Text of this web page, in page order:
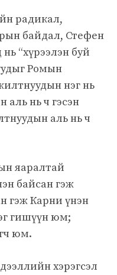
радикал,
байдал, Стефен
“хүрээлэн буй
Ромын
нэг нь
нь ч гэсэн
аль нь ч
яаралтай
байсан гэж
гэж Карни үнэн
гишүүн юм;
юм.
хэрэгсэл